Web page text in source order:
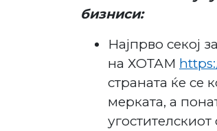
бизниси:
Најпрво секој
на ХОТАМ
страната ќе се
мерката, а
угостителскиот